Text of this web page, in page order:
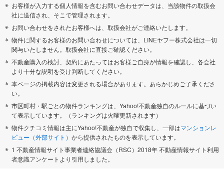
お客様が入力する個人情報を含むお問い合わせデータは、当該物件の取扱会
社に送信され、そこで管理されます。
お問い合わせをされたお客様へは、取扱会社がご連絡いたします。
物件に関するお客様のお問い合わせについては、LINEヤフー株式会社は一切
関与いたしません。取扱会社に直接ご確認ください。
不動産購入の検討、契約にあたってはお客様ご自身が情報を確認し、各会社
より十分な説明を受け判断してください。
本ページの掲載内容は変更される場合があります。あらかじめご了承くださ
い。
市区町村・駅ごとの物件ランキングは、Yahoo!不動産独自のルールに基づい
て表示しています。（ランキングは火曜更新されます）
物件クチコミ情報は主にYahoo!不動産が独自で収集し、一部はマンションレ
ビュー（外部サイト） から提供されたものを表示しています。
1 不動産情報サイト事業者連絡協議会（RSC）2018年 不動産情報サイト利用
者意識アンケートより引用しました。